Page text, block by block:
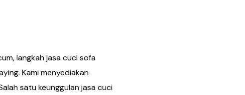
langkah jasa cuci sofa
Kami menyediakan
satu keunggulan jasa cuci